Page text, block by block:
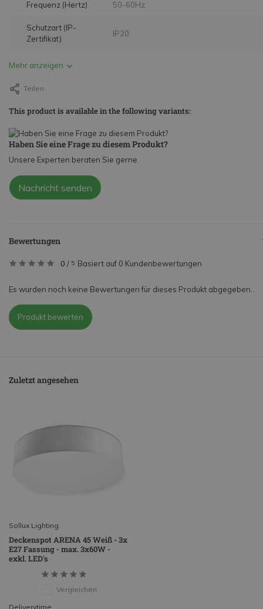
Frequenz (Hertz) 50-60Hz
Schutzart (IP-
Zertifikat)
IP20
Mehr anzeigen
Teilen
This product is available in the following variants:
Haben Sie eine Frage zu diesem Produkt?
Unsere Experten beraten Sie gerne.
Nachricht senden
Bewertungen
0 / 5 Basiert auf 0 Kundenbewertungen
Es wurden noch keine Bewertungen für dieses Produkt abgegeben..
Produkt bewerten
Zuletzt angesehen
Sollux Lighting
Deckenspot ARENA 45 Weiß - 3x
E27 Fassung - max. 3x60W -
exkl. LED's
Vergleichen
Deliverytime